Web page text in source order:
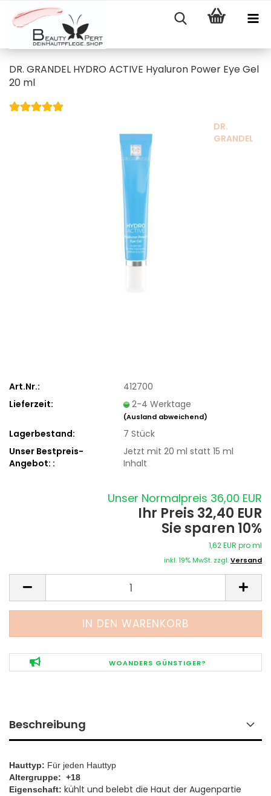
DR. GRANDEL HYDRO ACTIVE Hyaluron Power Eye Gel
20 ml
DR.
GRANDEL
Art.Nr.:
412700
Lieferzeit:
2-4 Werktage
(Ausland abweichend)
Lagerbestand: 7Stück
Unser Bestpreis-
Angebot: :
Jetzt mit 20 ml statt 15 ml
Inhalt
Unser Normalpreis 36,00 EUR
Ihr Preis 32,40 EUR
Sie sparen 10%
1,62 EUR pro ml
inkl. 19% MwSt. zzgl.Versand
WOANDERS GÜNSTIGER?
Beschreibung
Hauttyp: Für jeden Hauttyp
Altergruppe: +18
Eigenschaft: kühlt und belebt die Haut der Augenpartie